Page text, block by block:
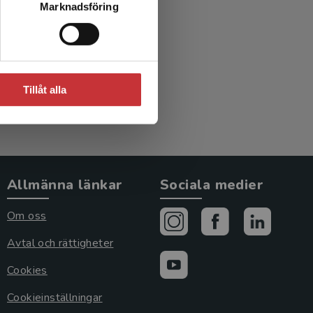
Marknadsföring
Tillåt alla
Allmänna länkar
Om oss
Avtal och rättigheter
Cookies
Cookieinställningar
Sociala medier